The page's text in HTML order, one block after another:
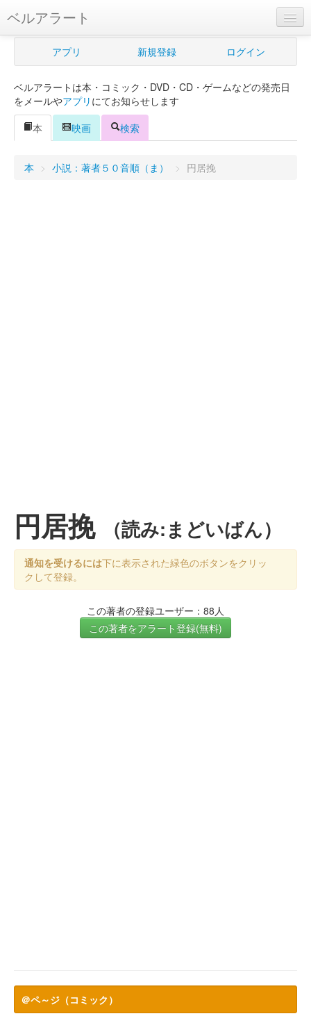
ベルアラート
ベルアラートとは
新規登録
ログイン
アプリ 新規登録 ログイン
ベルアラートは本・コミック・DVD・CD・ゲームなどの発売日
をメールやアプリ にてお知らせします
本
映画 検索
本 > 小説：著者５０音順（ま） > 円居挽
円居挽 （読み:まどいばん）
通知を受けるには下に表示された緑色のボタンをクリッ
クして登録。
この著者の登録ユーザー：88人
この著者をアラート登録(無料)
＠ペ～ジ（コミック）